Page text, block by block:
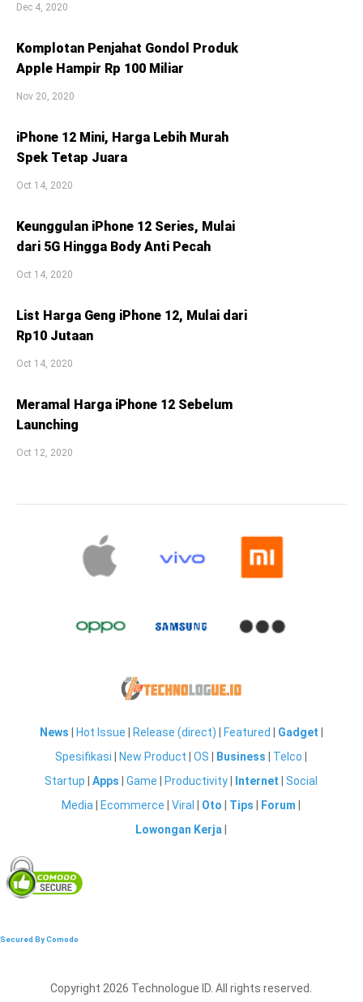
Dec 4, 2020
Komplotan Penjahat Gondol Produk
Apple Hampir Rp 100 Miliar
Nov 20, 2020
iPhone 12 Mini, Harga Lebih Murah
Spek Tetap Juara
Oct 14, 2020
Keunggulan iPhone 12 Series, Mulai
dari 5G Hingga Body Anti Pecah
Oct 14, 2020
List Harga Geng iPhone 12, Mulai dari
Rp10 Jutaan
Oct 14, 2020
Meramal Harga iPhone 12 Sebelum
Launching
Oct 12, 2020
News Hot Issue Release (direct) Featured Gadget
Spesifikasi
New Product |OS Business Telco
Startup |Apps |Game Productivity Internet |Social
Media
Ecommerce |Viral Oto Tips Forum
Lowongan Kerja
Secured By Comodo
Copyright 2026 Technologue ID. All rights reserved.